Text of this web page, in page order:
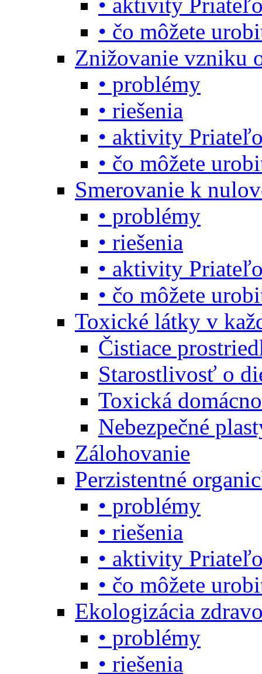
• čo môžete
Znižovanie vzniku
• problémy
• riešenia
• aktivity
• čo môžete
Smerovanie k
• problémy
• riešenia
• aktivity
• čo môžete
Toxické látky v
Čistiace
Starostlivosť o
Toxická
Nebezpečné
Zálohovanie
Perzistentné
• problémy
• riešenia
• aktivity
• čo môžete
Ekologizácia
• problémy
• riešenia